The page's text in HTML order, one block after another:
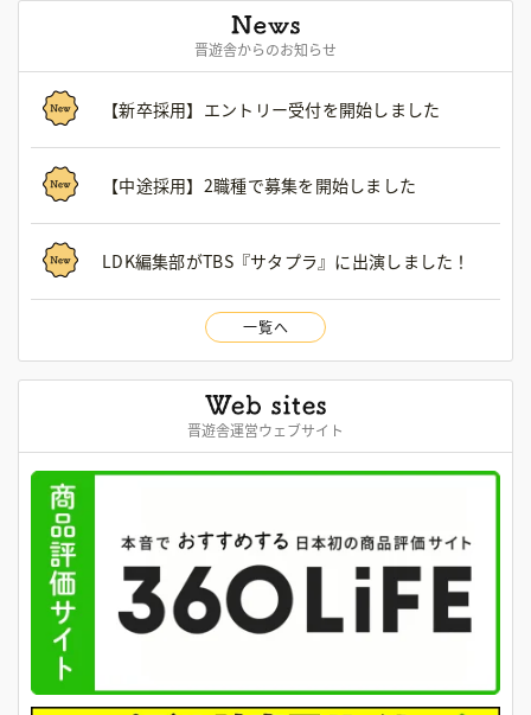
晋遊舎からのお知らせ
【新卒採用】エントリー受付を開始しました
【中途採用】2職種で募集を開始しました
LDK編集部がTBS『サタプラ』に出演しました！
一覧へ
晋遊舎運営ウェブサイト